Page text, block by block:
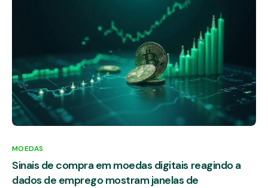
MOEDAS
Sinais de compra em moedas digitais reagindo a
dados de emprego mostram janelas de